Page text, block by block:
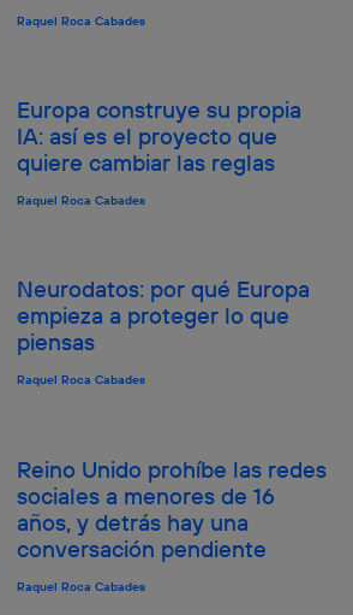
Raquel Roca Cabades
Europa construye su propia
IA: así es el proyecto que
quiere cambiar las reglas
Raquel Roca Cabades
Neurodatos: por qué Europa
empieza a proteger lo que
piensas
Raquel Roca Cabades
Reino Unido prohíbe las redes
sociales a menores de 16
años, y detrás hay una
conversación pendiente
Raquel Roca Cabades